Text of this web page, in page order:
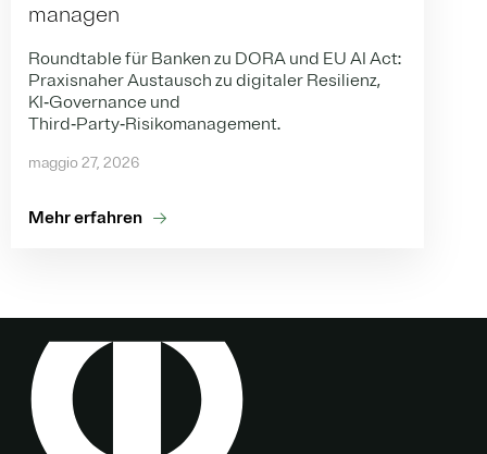
managen
Roundtable für Banken zu DORA und EU AI Act:
Praxisnaher Austausch zu digitaler Resilienz,
KI‑Governance und
Third‑Party‑Risikomanagement.
maggio 27, 2026
Mehr erfahren